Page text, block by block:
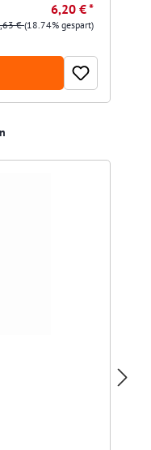
6,20 € *
€(18.74% gespart)